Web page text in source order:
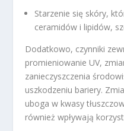
Starzenie się skóry,
ceramidów i lipidów,
Dodatkowo, czynniki
promieniowanie UV,
zanieczyszczenia
uszkodzeniu bariery.
uboga w kwasy
również wpływają